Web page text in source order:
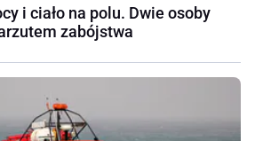
i ciało na polu. Dwie osoby
zabójstwa